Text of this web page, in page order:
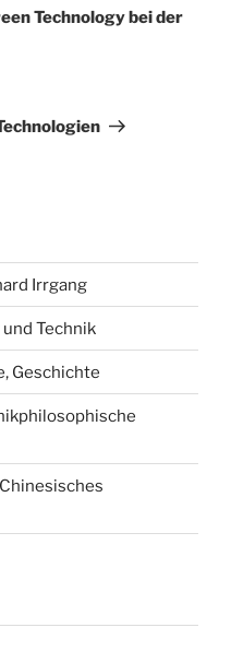
Technology bei der
Irrgang
Technik
Geschichte